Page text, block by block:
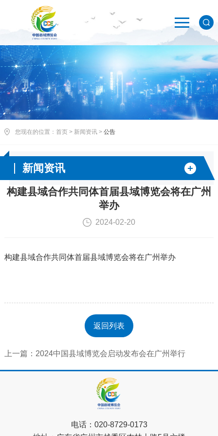
您现在的位置： 首页> 新闻资讯> 公告
新闻资讯
构建县域合作共同体首届县域博览会将在广州
举办
2024-02-20
构建县域合作共同体首届县域博览会将在广州举办
返回列表
上一篇：2024中国县域博览会启动发布会在广州举行
电话： 020-8729-0173